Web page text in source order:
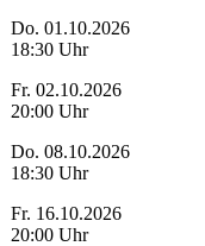
Do. 01.10.2026
18:30 Uhr
Fr. 02.10.2026
20:00 Uhr
Do. 08.10.2026
18:30 Uhr
Fr. 16.10.2026
20:00 Uhr